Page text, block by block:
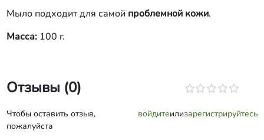
Мыло подходит для самой проблемной кожи.
Масса:100 г.
Отзывы (0)
Чтобы оставить отзыв,
пожалуйста
войдитеилизарегистрируйтесь